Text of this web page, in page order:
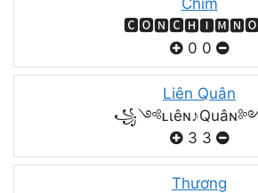
0 0
Liên Quân
3 3
Thương